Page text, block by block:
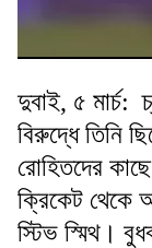
দুবাই, ৫ মার্চ:
বিরুদ্ধে তিনি
রোহিতদের
ক্রিকেট থেকে
স্টিভ স্মিথ।